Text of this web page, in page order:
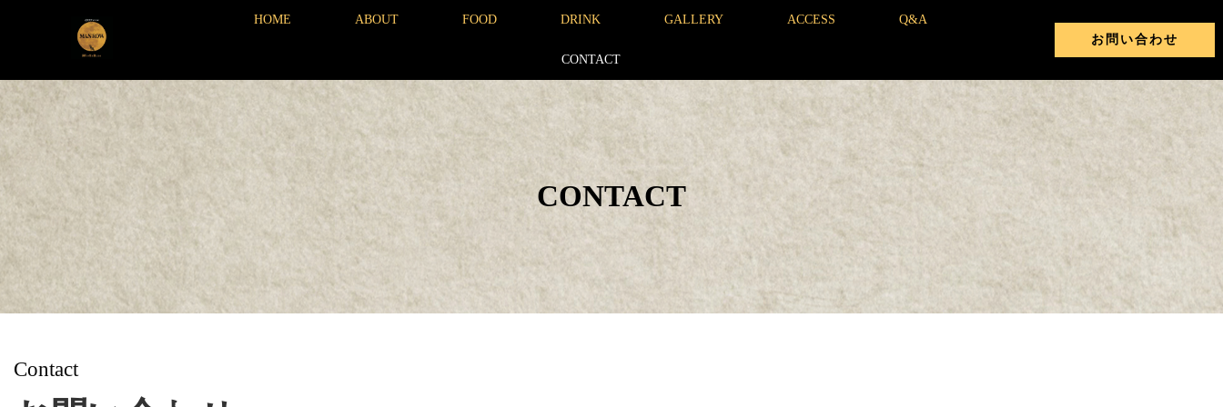
HOME ABOUT FOOD DRINK GALLERY ACCESS Q&A
CONTACT
お問い合わせ
CONTACT
Contact